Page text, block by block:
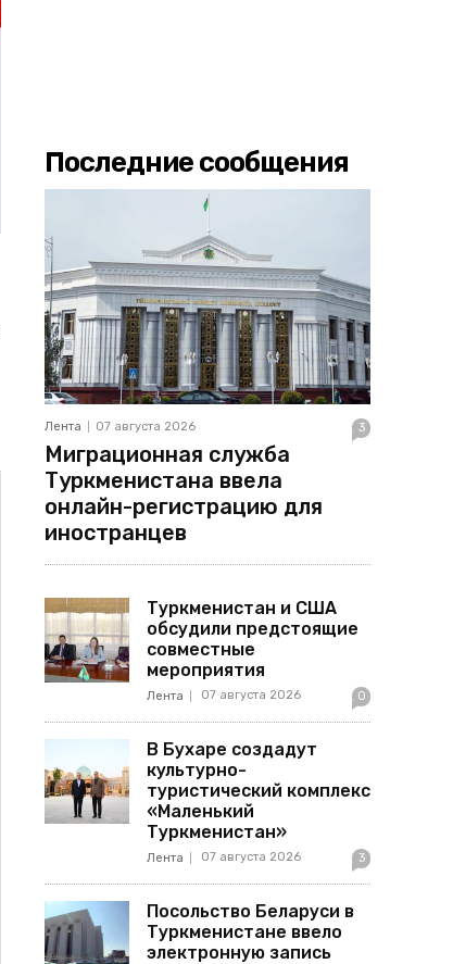
Последние сообщения
Лента 07 августа 2026 3
Миграционная служба
Туркменистана ввела
онлайн-регистрацию для
иностранцев
Туркменистан и США
обсудили предстоящие
совместные
мероприятия
Лента 07 августа 2026 0
В Бухаре создадут
культурно-
туристический комплекс
«Маленький
Туркменистан»
Лента 07 августа 2026 3
Посольство Беларуси в
Туркменистане ввело
электронную запись